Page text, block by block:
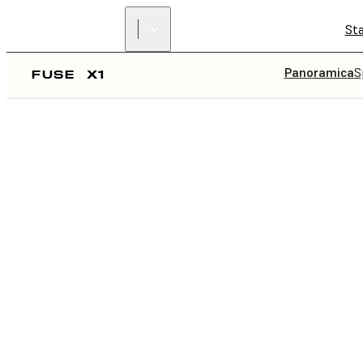
FUSE X1 Panoramica